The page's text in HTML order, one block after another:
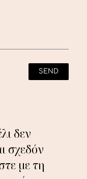
SEND
δεν
σχεδόν
με τη